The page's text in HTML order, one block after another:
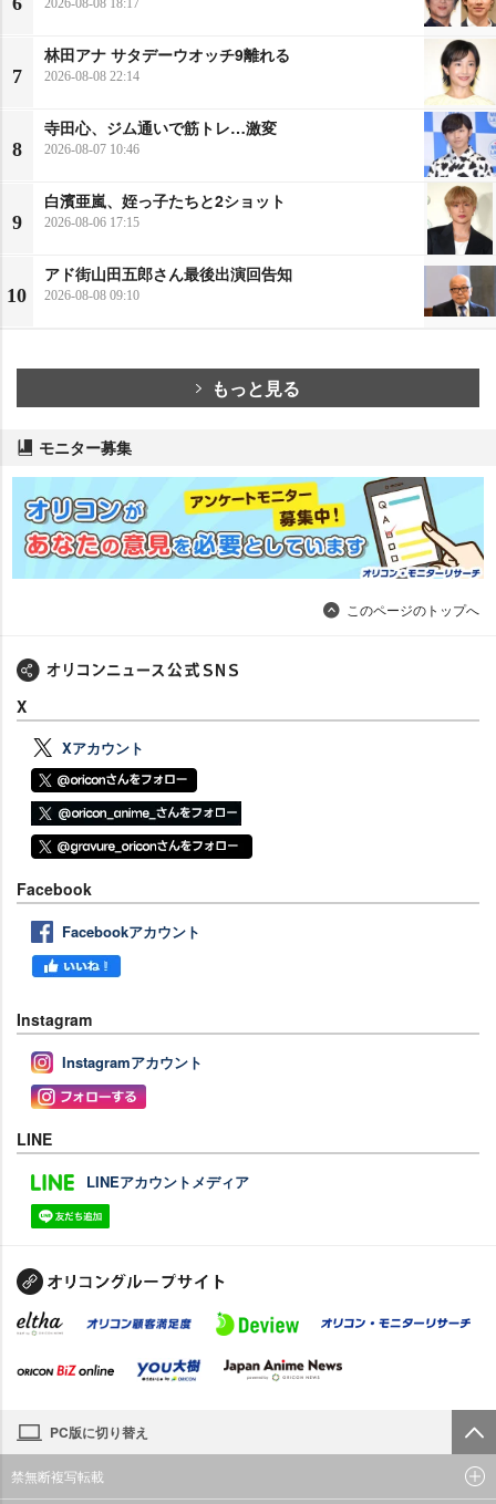
7
林田アナ サタデーウオッチ9離れる
2026-08-08 22:14
8
寺田心、ジム通いで筋トレ…激変
2026-08-07 10:46
9
白濱亜嵐、姪っ子たちと2ショット
2026-08-06 17:15
10
アド街山田五郎さん最後出演回告知
2026-08-08 09:10
もっと見る
モニター募集
このページのトップへ
X
Xアカウント
Facebook
Facebookアカウント
Instagram
Instagramアカウント
LINE
LINEアカウントメディア
PC版に切り替え
禁無断複写転載